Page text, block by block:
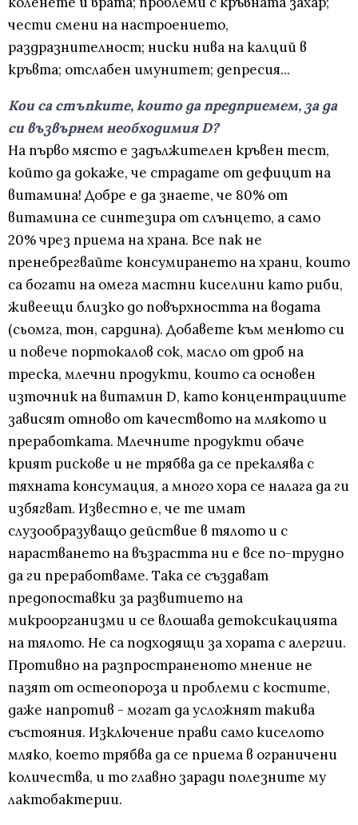
чести смени на настроението,
раздразнителност; ниски нива на калций в
кръвта; отслабен имунитет; депресия...
Кои са стъпките, които да предприемем, за да
си възвърнем необходимия D?
На първо място е задължителен кръвен тест,
който да докаже, че страдате от дефицит на
витамина! Добре е да знаете, че 80% от
витамина се синтезира от слънцето, а само
20% чрез приема на храна. Все пак не
пренебрегвайте консумирането на храни, които
са богати на омега мастни киселини като риби,
живеещи близко до повърхността на водата
(сьомга, тон, сардина). Добавете към менюто си
и повече портокалов сок, масло от дроб на
треска, млечни продукти, които са основен
източник на витамин D, като концентрациите
зависят отново от качеството на млякото и
преработката. Млечните продукти обаче
крият рискове и не трябва да се прекалява с
тяхната консумация, а много хора се налага да ги
избягват. Известно е, че те имат
слузообразуващо действие в тялото и с
нарастването на възрастта ни е все по-трудно
да ги преработваме. Така се създават
предопоставки за развитието на
микроорганизми и се влошава детоксикацията
на тялото. Не са подходящи за хората с алергии.
Противно на разпространеното мнение не
пазят от остеопороза и проблеми с костите,
даже напротив - могат да усложнят такива
състояния. Изключение прави само киселото
мляко, което трябва да се приема в ограничени
количества, и то главно заради полезните му
лактобактерии.